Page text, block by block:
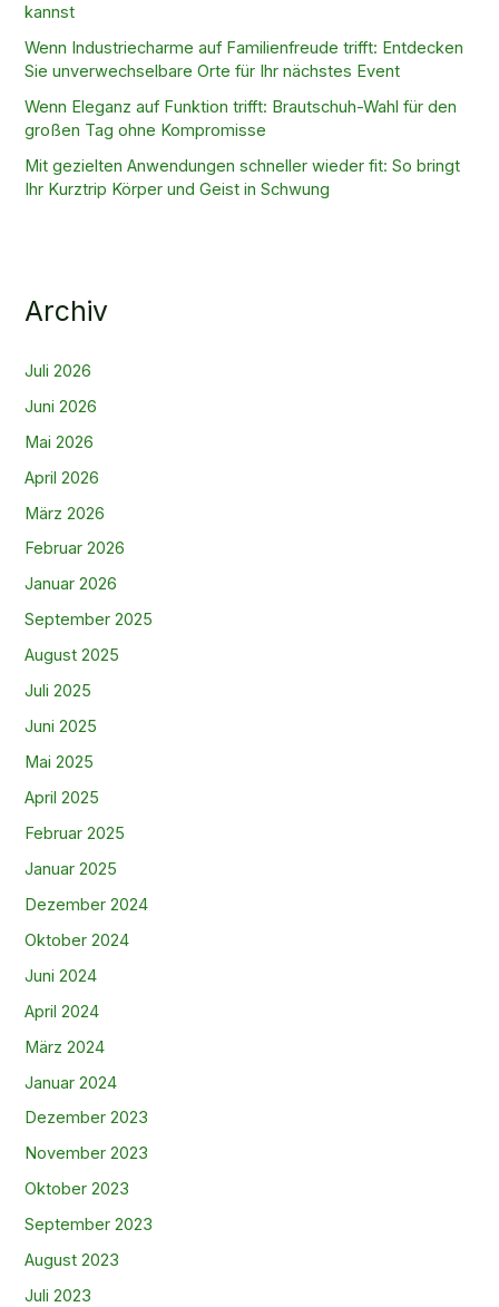
kannst
Wenn Industriecharme auf Familienfreude trifft: Entdecken
Sie unverwechselbare Orte für Ihr nächstes Event
Wenn Eleganz auf Funktion trifft: Brautschuh-Wahl für den
großen Tag ohne Kompromisse
Mit gezielten Anwendungen schneller wieder fit: So bringt
Ihr Kurztrip Körper und Geist in Schwung
Archiv
Juli 2026
Juni 2026
Mai 2026
April 2026
März 2026
Februar 2026
Januar 2026
September 2025
August 2025
Juli 2025
Juni 2025
Mai 2025
April 2025
Februar 2025
Januar 2025
Dezember 2024
Oktober 2024
Juni 2024
April 2024
März 2024
Januar 2024
Dezember 2023
November 2023
Oktober 2023
September 2023
August 2023
Juli 2023